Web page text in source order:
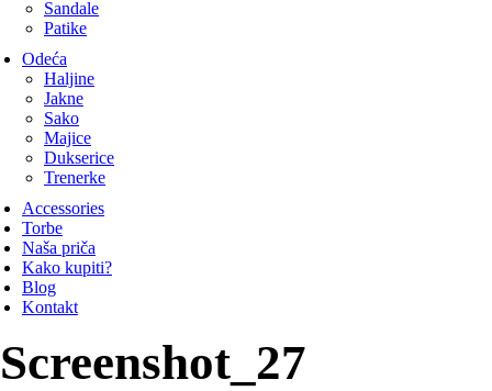
Sandale
Patike
Odeća
Haljine
Jakne
Sako
Majice
Dukserice
Trenerke
Accessories
Torbe
Naša priča
Kako kupiti?
Blog
Kontakt
Screenshot_27